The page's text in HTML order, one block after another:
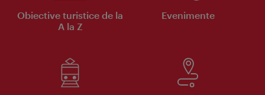
Obiective turistice de la
A la Z
Evenimente